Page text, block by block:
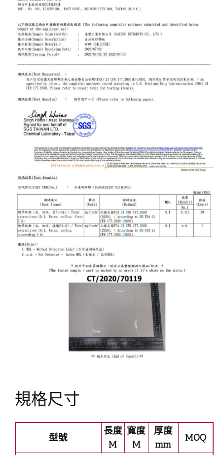
規格尺寸
型號
長度
M
寬度
M
厚度
mm
MOQ